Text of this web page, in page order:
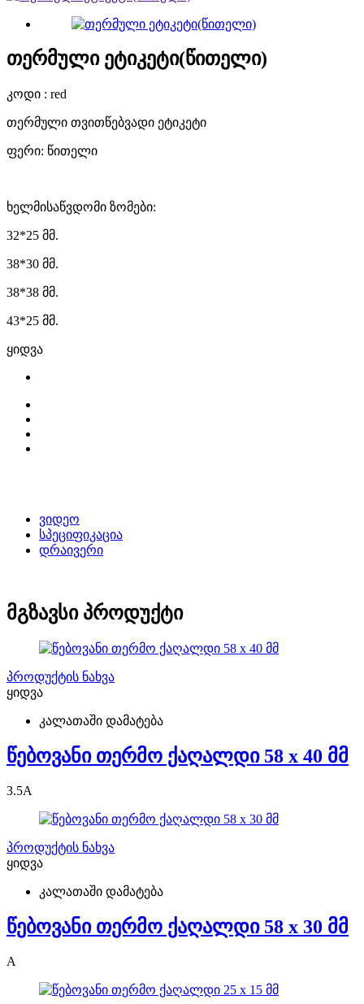
თერმული ეტიკეტი(წითელი)
კოდი : red
თერმული თვითწებვადი ეტიკეტი
ფერი: წითელი
ხელმისაწვდომი ზომები:
32*25 მმ.
38*30 მმ.
38*38 მმ.
43*25 მმ.
ყიდვა
ვიდეო
სპეციფიკაცია
დრაივერი
მგზავსი პროდუქტი
პროდუქტის ნახვა
ყიდვა
კალათაში დამატება
წებოვანი თერმო ქაღალდი 58 x 40 მმ
3.5A
პროდუქტის ნახვა
ყიდვა
კალათაში დამატება
წებოვანი თერმო ქაღალდი 58 x 30 მმ
A